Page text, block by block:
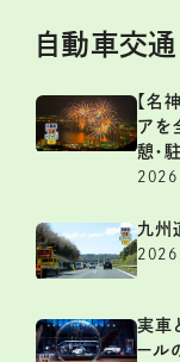
自動車交
【名
アを
憩・
九州
実車
ール